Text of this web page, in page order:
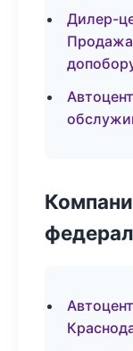
Дилер-
Продажа